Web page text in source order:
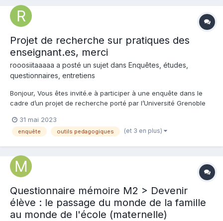
Projet de recherche sur pratiques des
enseignant.es, merci
rooosiitaaaaa a posté un sujet dans Enquêtes, études,
questionnaires, entretiens
Bonjour, Vous êtes invité.e à participer à une enquête dans le
cadre d’un projet de recherche porté par l’Université Grenoble
intentions d’usage de différents outils dans la pratique
professionnelles...
31 mai 2023
enquête outils pedagogiques (et 3 en plus)
Questionnaire mémoire M2 > Devenir
élève : le passage du monde de la famille
au monde de l'école (maternelle)